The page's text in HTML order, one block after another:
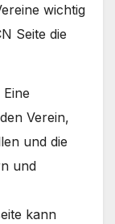
wichtig
Seite die
Eine
Verein,
und die
und
kann